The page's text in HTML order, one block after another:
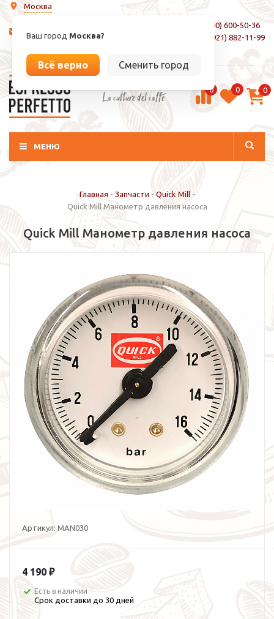
Москва
Ваш город Москва?
Всё верно Сменить город
info@espressoperfetto.ru
8 (800) 600-50-36
+7 (921) 882-11-99
La culture del caffé 0 0 0
МЕНЮ
Главная - Запчасти - Quick Mill -
Quick Mill Манометр давления насоса
Quick Mill Манометр давления насоса
Артикул: MAN030
4 190 ₽
Есть в наличии
Срок доставки до 30 дней